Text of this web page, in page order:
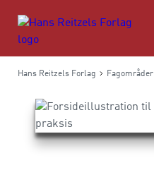
Hans Reitzels Forlag Fagområder